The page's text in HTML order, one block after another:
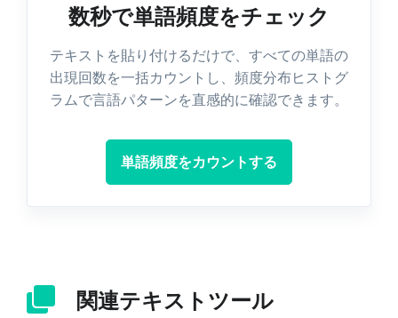
数秒で単語頻度をチェック
テキストを貼り付けるだけで、すべての単語の
出現回数を一括カウントし、頻度分布ヒストグ
ラムで言語パターンを直感的に確認できます。
単語頻度をカウントする
関連テキストツール